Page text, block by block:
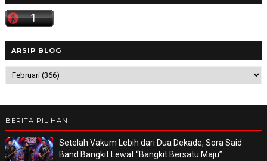
ARSIP BLOG
BERITA PILIHAN
Setelah Vakum Lebih dari Dua Dekade, Sora Said
Band Bangkit Lewat “Bangkit Bersatu Maju”